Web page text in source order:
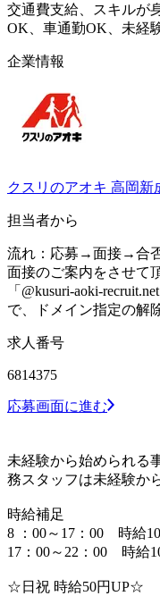
交通費支給、スキルが
OK、車通勤OK、未経
企業情報
クスリのアオキ 高岡
担当者から
流れ：応募→面接→合
面接のご案内をさせて
「@kusuri-aoki-
で、ドメイン指定の解
求人番号
6814375
応募画面に進む
未経験から始められる
務スタッフは未経験か
時給補足
8 ：00～17：00 時給
17：00～22：00 時給
☆日祝 時給50円UP☆